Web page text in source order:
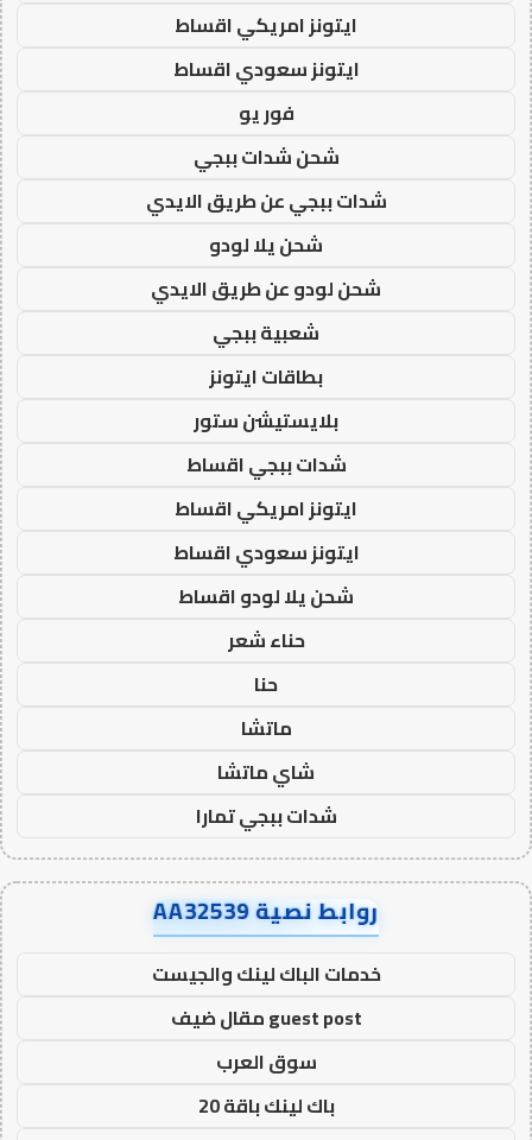
ايتونز امريكي اقساط
ايتونز سعودي اقساط
فور يو
شحن شدات ببجي
شدات ببجي عن طريق الايدي
شحن يلا لودو
شحن لودو عن طريق الايدي
شعبية ببجي
بطاقات ايتونز
بلايستيشن ستور
شدات ببجي اقساط
ايتونز امريكي اقساط
ايتونز سعودي اقساط
شحن يلا لودو اقساط
حناء شعر
حنا
ماتشا
شاي ماتشا
شدات ببجي تمارا
روابط نصية AA32539
خدمات الباك لينك والجيست
guest post مقال ضيف
سوق العرب
باك لينك باقة 20